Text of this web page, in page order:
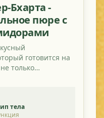
Бхарта -
пюре с
готовится на
только
тела